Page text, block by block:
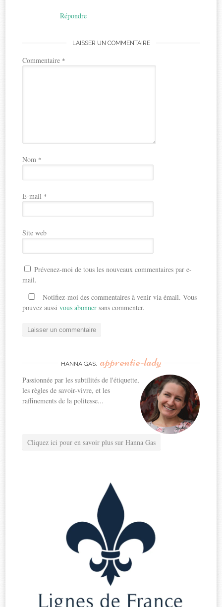
Répondre
LAISSER UN COMMENTAIRE
Commentaire *
Nom *
E-mail *
Site web
Prévenez-moi de tous les nouveaux commentaires par e-
mail.
Notifiez-moi des commentaires à venir via émail. Vous
pouvez aussivous abonner sans commenter.
HANNA GAS, apprentie-lady
Passionnée par les subtilités de l'étiquette,
les règles de savoir-vivre, et les
raffinements de la politesse...
Cliquez ici pour en savoir plus sur Hanna Gas